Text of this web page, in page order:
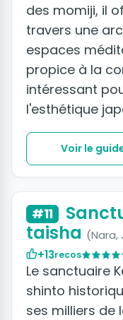
des momiji, il
travers une
espaces
propice à la
intéressant
l'esthétique
Voir le
#11
taisha (Nara,
+13recos
Le sanctuaire
shinto
ses milliers de